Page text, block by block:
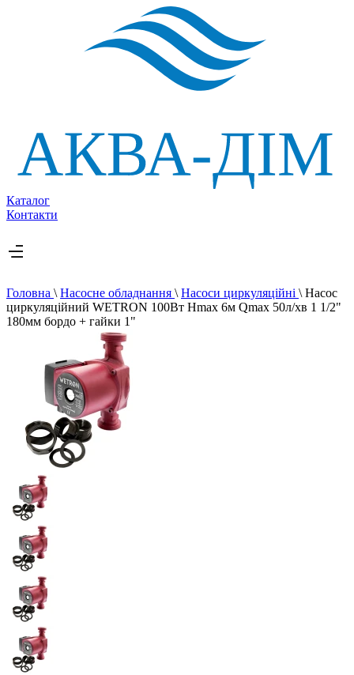
Каталог
Контакти
Головна \ Насосне обладнання \ Насоси циркуляційні \ Насос
циркуляційний WETRON 100Вт Hmax 6м Qmax 50л/хв 1 1/2"
180мм бордо + гайки 1"